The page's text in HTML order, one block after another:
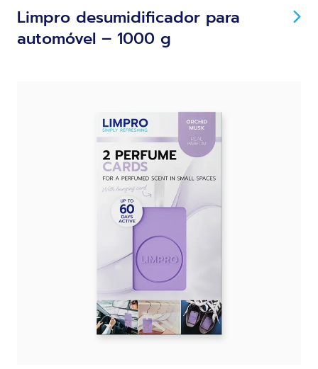
Limpro desumidificador para
automóvel – 1000 g